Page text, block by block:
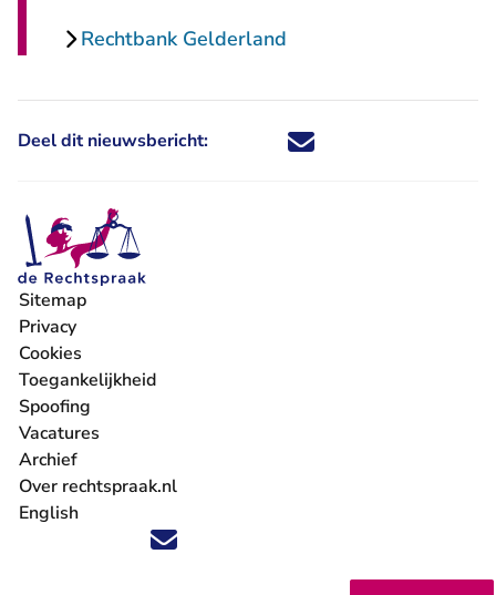
Rechtbank Gelderland
Deel dit nieuwsbericht: Deel dit nieuwsbericht via X -
Deel dit nieuwsbericht via
Deel dit nieuwsbericht
Deel dit
Volg ons op X (Twitter) - U verlaat Rechtspraak.nl
Volg ons op Facebook - U verlaat Rechtspraak.nl
Volg ons op Instagram - U verlaat Rechtspraak.nl
Volg ons op Youtube - U verlaat Rechtspraak.nl
Volg ons op LinkedIn - U verlaat
'Blijf op de hoogte' nieuwsbrief - U verlaat
Sitemap
Privacy
Cookies
Toegankelijkheid
Spoofing
Vacatures
- U verlaat Rechtspraak.nl
Archief
Over rechtspraak.nl
English